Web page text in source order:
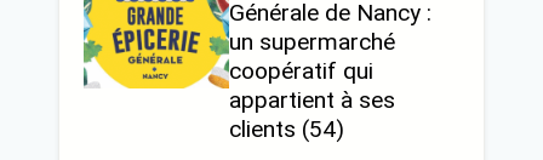
Générale de Nancy :
un supermarché
coopératif qui
appartient à ses
clients (54)